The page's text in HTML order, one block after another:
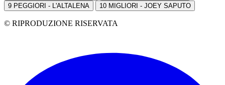
9 PEGGIORI - L'ALTALENA 10 MIGLIORI - JOEY SAPUTO
© RIPRODUZIONE RISERVATA